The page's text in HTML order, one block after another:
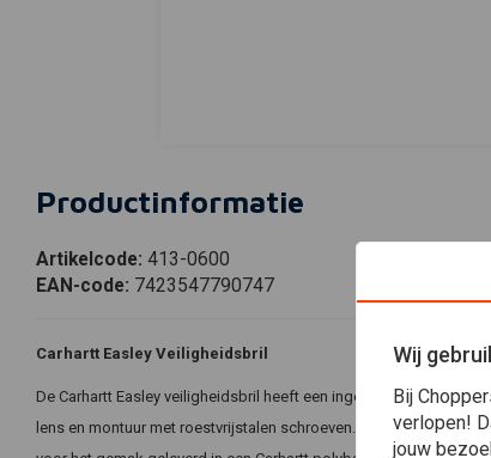
Productinformatie
Artikelcode: 413-0600
EAN-code: 7423547790747
Carhartt Easley Veiligheidsbril
De Carhartt Easley veiligheidsbril heeft een ingebouwde
lens en montuur met roestvrijstalen schroeven. De bril is CE
Wij
Bij
verlopen!
jouw